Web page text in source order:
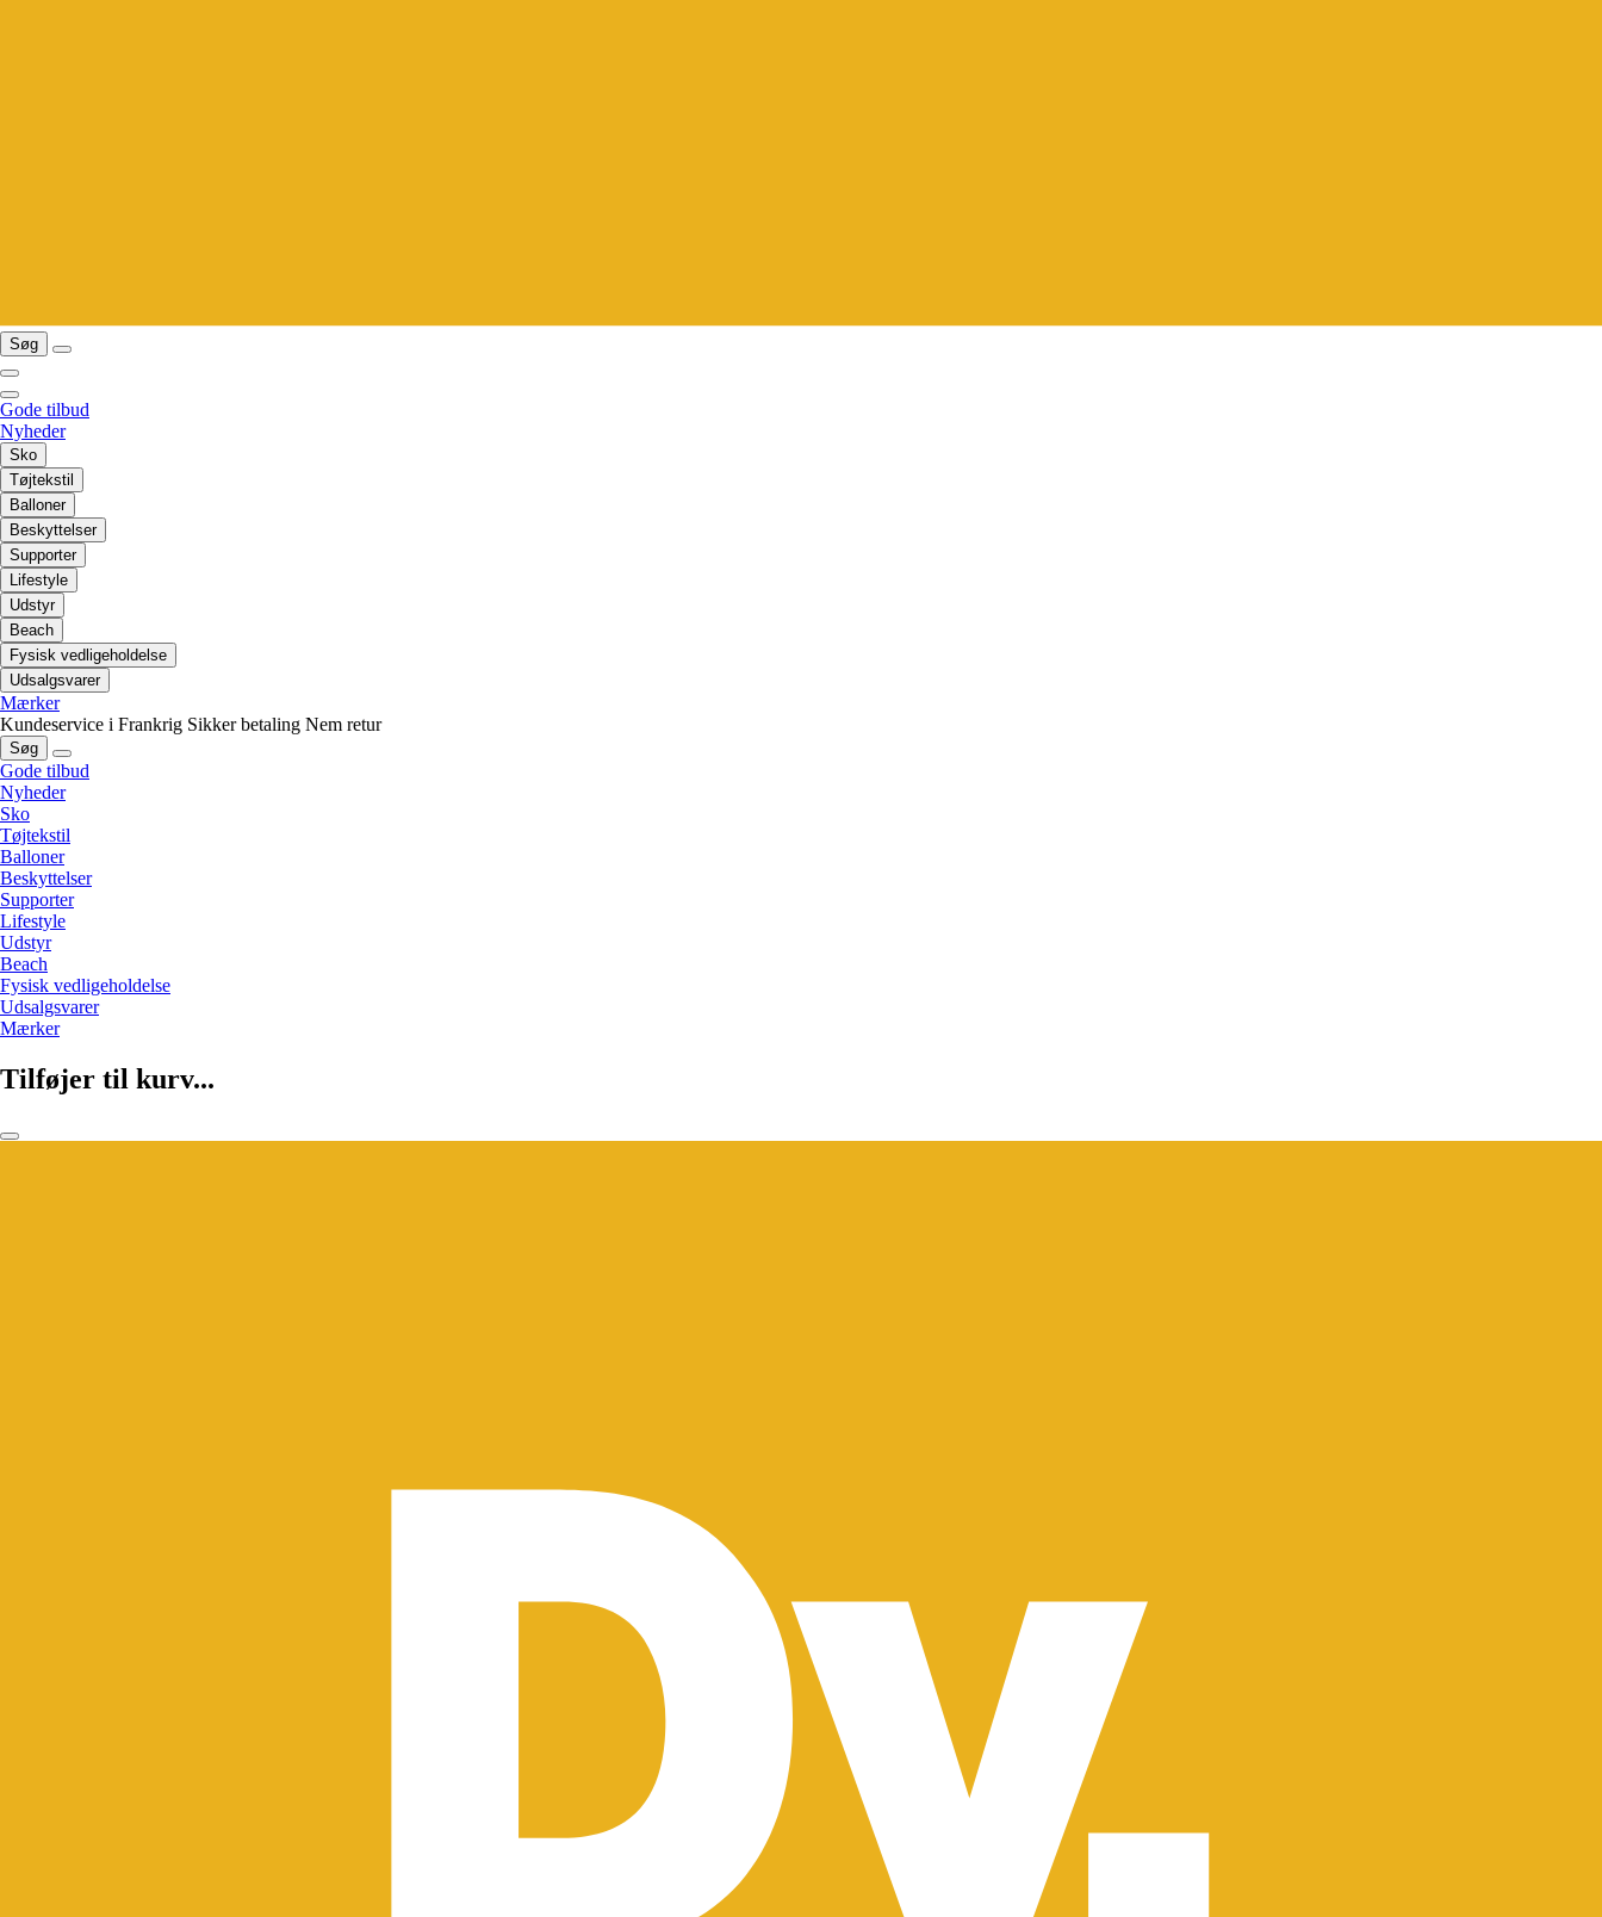
Søg
Gode tilbud
Nyheder
Sko
Tøjtekstil
Balloner
Beskyttelser
Supporter
Lifestyle
Udstyr
Beach
Fysisk vedligeholdelse
Udsalgsvarer
Mærker
Kundeservice i Frankrig Sikker betaling Nem retur
Søg
Gode tilbud
Nyheder
Sko
Tøjtekstil
Balloner
Beskyttelser
Supporter
Lifestyle
Udstyr
Beach
Fysisk vedligeholdelse
Udsalgsvarer
Mærker
Tilføjer til kurv...